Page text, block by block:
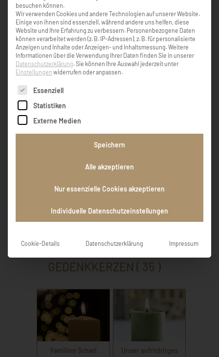
KONDOLENZBUCH ( 2 )
Ruhe sanft in Gottes Hand Gib ihr die ewige
Freude Entbieten Familien Scharl vlg. Kobler
der schweren Zeit. Ruhe in Frieden.
Peter und Marianne Dax
EINTRAG HINZUFÜGEN
GEDENKKERZEN ( 35 )
Familien Scharl
Unser aufrichtiges
besuchen können.
Wir verwenden Cookies und andere Technologien auf unserer Website.
Einige von ihnen sind essenziell, während andere uns helfen, diese
Website und Ihre Erfahrung zu verbessern. Personenbezogene Daten
können verarbeitet werden (z. B. IP-Adressen), z. B. für personalisierte
Anzeigen und Inhalte oder Anzeigen- und Inhaltsmessung.Weitere
Informationen über die Verwendung Ihrer Daten finden Sie in unserer
Datenschutzerklärung.Sie können Ihre Auswahl jederzeit unter
Einstellungen widerrufen oder anpassen.
Es folgt eine Liste der Service-Gruppen, für die eine
Essenziell
Statistiken
Externe Medien
Speichern
Alle akzeptieren
Nur essenzielle Cookies akzeptieren
Individuelle Datenschutzeinstellungen
Cookie-Details Datenschutzerklärung Impressum